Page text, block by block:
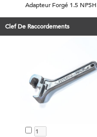
Adapteur Forgé 1.5
Clef De Raccordements